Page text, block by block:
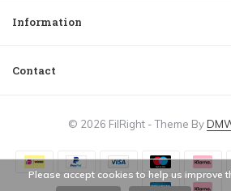
Information
Contact
© 2026 FilRight - Theme By
Please accept cookies to help us improve